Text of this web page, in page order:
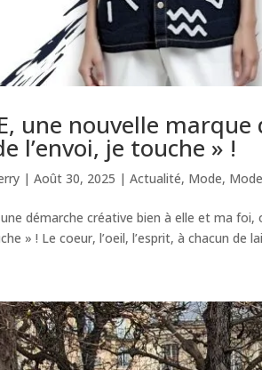
une nouvelle
l’envoi, je touche » !
|Août 30, 2025 |Actualité, Mode, Mode
une démarche créative bien à elle et ma
» ! Le coeur, l’oeil, l’esprit, à chacun de